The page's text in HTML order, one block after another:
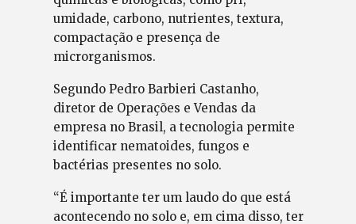
umidade, carbono, nutrientes, textura,
compactação e presença de
microrganismos.
Segundo Pedro Barbieri Castanho,
diretor de Operações e Vendas da
empresa no Brasil, a tecnologia permite
identificar nematoides, fungos e
bactérias presentes no solo.
“É importante ter um laudo do que está
acontecendo no solo e, em cima disso, ter